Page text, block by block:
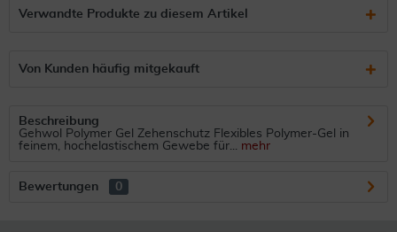
Verwandte Produkte zu diesem Artikel
Von Kunden häufig mitgekauft
Beschreibung
Gehwol Polymer Gel Zehenschutz Flexibles Polymer-Gel in
feinem, hochelastischem Gewebe für... mehr
Bewertungen 0